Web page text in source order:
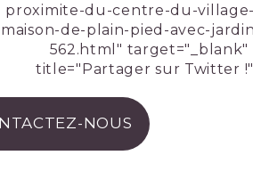
proximite-du-centre-du-
maison-de-plain-pied-avec-
562.html" target="_blank"
title="Partager sur Twitter
NOUS